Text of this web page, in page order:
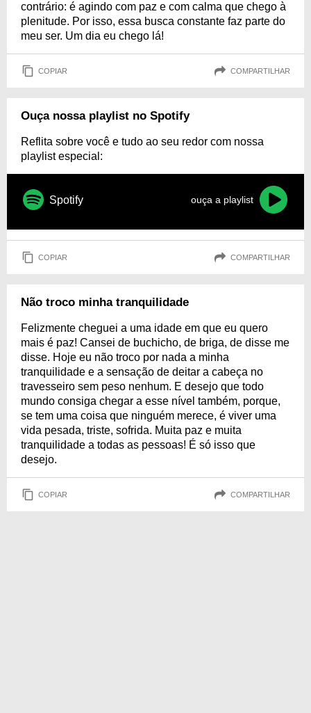
contrário: é agindo com paz e com calma que chego à
plenitude. Por isso, essa busca constante faz parte do
meu ser. Um dia eu chego lá!
COPIAR COMPARTILHAR
Ouça nossa playlist no Spotify
Reflita sobre você e tudo ao seu redor com nossa
playlist especial:
Spotify ouça a playlist
COPIAR COMPARTILHAR
Não troco minha tranquilidade
Felizmente cheguei a uma idade em que eu quero
mais é paz! Cansei de buchicho, de briga, de disse me
disse. Hoje eu não troco por nada a minha
tranquilidade e a sensação de deitar a cabeça no
travesseiro sem peso nenhum. E desejo que todo
mundo consiga chegar a esse nível também, porque,
se tem uma coisa que ninguém merece, é viver uma
vida pesada, triste, sofrida. Muita paz e muita
tranquilidade a todas as pessoas! É só isso que
desejo.
COPIAR COMPARTILHAR